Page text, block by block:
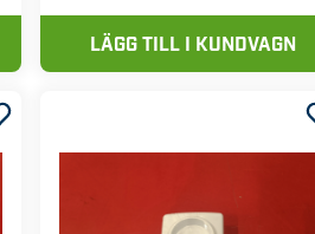
LÄGG TILL I KUNDVAGN